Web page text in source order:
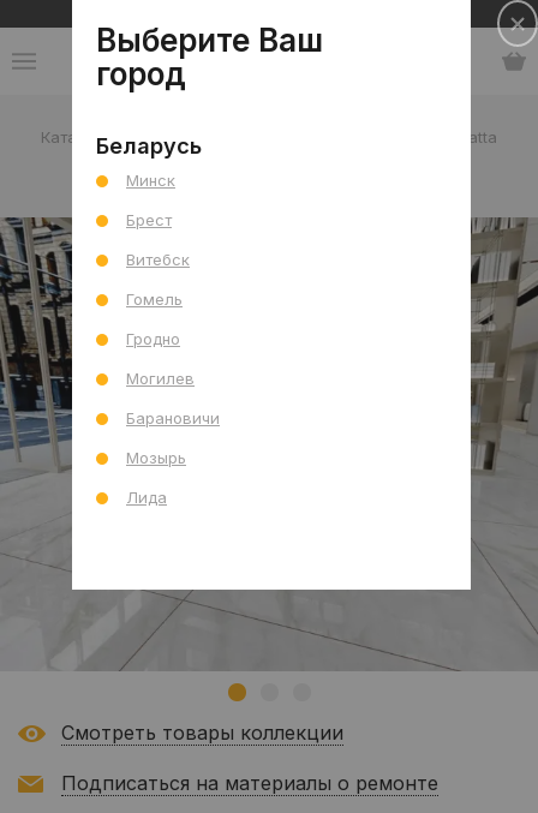
Каталог коллекция Unique Calacatta
коллекция Unique Calacatta
Смотреть товары коллекции
Подписаться на материалы о ремонте
Выберите Ваш
город
Беларусь
Минск
Брест
Витебск
Гомель
Гродно
Могилев
Барановичи
Мозырь
Лида